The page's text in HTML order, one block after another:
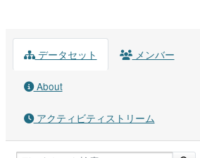
データセット メンバー
About
アクティビティストリーム